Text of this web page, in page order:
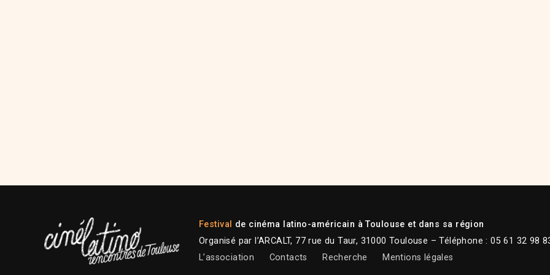
Festival de cinéma latino-américain à Toulouse et dans sa région
Organisé par l’ARCALT, 77 rue du Taur, 31000 Toulouse – Téléphone : 05 61 32 98
L’association
Contacts Recherche Mentions légales